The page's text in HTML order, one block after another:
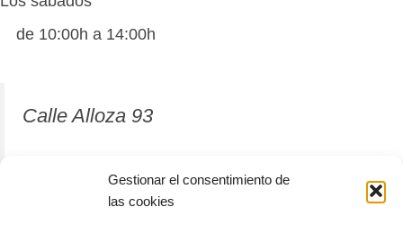
Gestionar el consentimiento de
las cookies
de 10:00h a 14:00h
Calle Alloza 93
12001 Castellón de la Plana